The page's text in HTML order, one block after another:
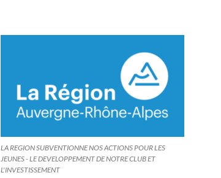
LA REGION SUBVENTIONNE NOS ACTIONS POUR LES
JEUNES - LE DEVELOPPEMENT DE NOTRE CLUB ET
L'INVESTISSEMENT